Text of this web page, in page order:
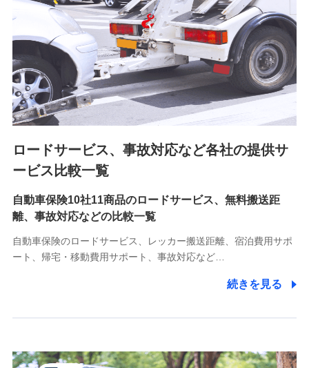
人事･勤怠･健康・労務等の管理、給与支給、福利厚生・採用
退職関連処理等の各種手続きのため、当社と従業員または従
業員同士の連絡のため
8.取引先個人情報
取引先としての選定業務、営業情報の提供業務、契約締結手
続き業務、取引管理業務、およびこれらに準ずる業務の遂行
のため
9.お問い合わせ情報
各種お問い合わせに対応するため
10.受託業務の 個人情報
受託業務の遂行およびこれらに準ずる業務の遂行のため
11.マイカー通勤管理クラウド並びに法人向けASPサー
をお送りするため
分析するため
ロードサービス、事故対応など各社の提供サ
ービス比較一覧
自動車保険10社11商品のロードサービス、無料搬送距
離、事故対応などの比較一覧
自動車保険のロードサービス、レッカー搬送距離、宿泊費用サポ
ート、帰宅・移動費用サポート、事故対応など…
続きを見る